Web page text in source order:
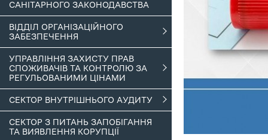
САНІТАРНОГО ЗАКОНОДАВСТВА
ВІДДІЛ ОРГАНІЗАЦІЙНОГО
ЗАБЕЗПЕЧЕННЯ
УПРАВЛІННЯ ЗАХИСТУ ПРАВ
СПОЖИВАЧІВ ТА КОНТРОЛЮ ЗА
РЕГУЛЬОВАНИМИ ЦІНАМИ
СЕКТОР ВНУТРІШНЬОГО АУДИТУ
СЕКТОР З ПИТАНЬ ЗАПОБІГАННЯ
ТА ВИЯВЛЕННЯ КОРУПЦІЇ